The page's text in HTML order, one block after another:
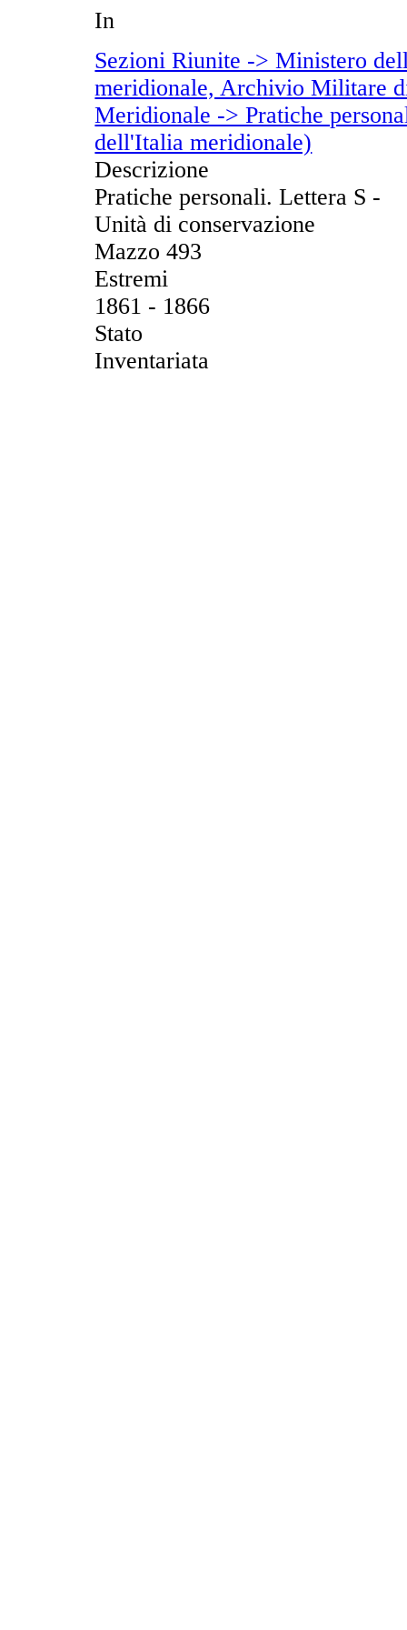
In
Sezioni Riunite -> Ministero
meridionale, Archivio Militare
Meridionale -> Pratiche
dell'Italia meridionale)
Descrizione
Pratiche personali. Lettera S -
Unità di conservazione
Mazzo 493
Estremi
1861 - 1866
Stato
Inventariata